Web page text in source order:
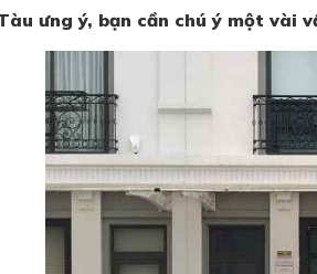
ưng ý, bạn cần chú ý một vài